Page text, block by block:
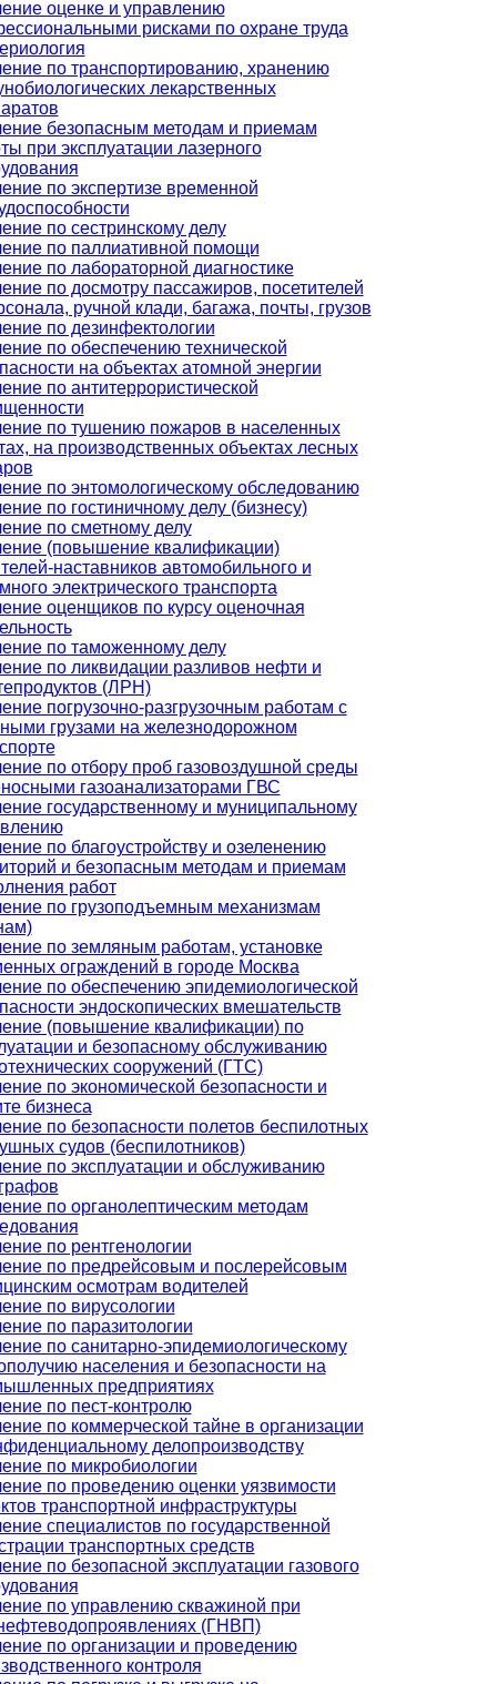
оценке и управлению
рисками по охране труда
по транспортированию, хранению
лекарственных
безопасным методам и приемам
при эксплуатации лазерного
по экспертизе временной
по сестринскому делу
по паллиативной помощи
по лабораторной диагностике
по досмотру пассажиров, посетителей
ручной клади, багажа, почты, грузов
по дезинфектологии
по обеспечению технической
на объектах атомной энергии
по антитеррористической
по тушению пожаров в населенных
на производственных объектах лесных
по энтомологическому обследованию
по гостиничному делу (бизнесу)
по сметному делу
(повышение квалификации)
наставников автомобильного и
электрического транспорта
оценщиков по курсу оценочная
по таможенному делу
по ликвидации разливов нефти и
(ЛРН)
погрузочно-разгрузочным работам с
грузами на железнодорожном
по отбору проб газовоздушной среды
газоанализаторами ГВС
государственному и муниципальному
по благоустройству и озеленению
и безопасным методам и приемам
работ
по грузоподъемным механизмам
по земляным работам, установке
ограждений в городе Москва
по обеспечению эпидемиологической
эндоскопических вмешательств
(повышение квалификации) по
и безопасному обслуживанию
сооружений (ГТС)
по экономической безопасности и
бизнеса
по безопасности полетов беспилотных
судов (беспилотников)
по эксплуатации и обслуживанию
по органолептическим методам
по рентгенологии
по предрейсовым и послерейсовым
осмотрам водителей
по вирусологии
по паразитологии
по санитарно-эпидемиологическому
населения и безопасности на
предприятиях
по пест-контролю
по коммерческой тайне в организации
делопроизводству
по микробиологии
по проведению оценки уязвимости
транспортной инфраструктуры
специалистов по государственной
транспортных средств
по безопасной эксплуатации газового
по управлению скважиной при
(ГНВП)
по организации и проведению
контроля